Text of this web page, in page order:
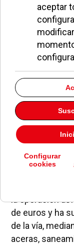
REDACCIÓN
El alcalde de
de obras,
mañana las
la operación
de euros y ha
de la vía,
aceras,